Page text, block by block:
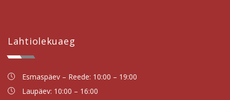
Lahtiolekuaeg
Esmaspäev – Reede: 10:00 – 19:00
Laupäev: 10:00 – 16:00